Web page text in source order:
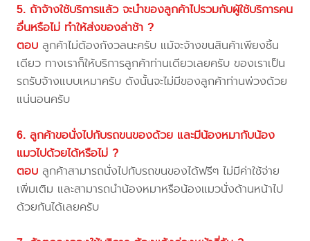
5. ถ้าจ้างใช้บริการแล้ว จะนำของลูกค้าไปรวมกับผู้ใช้บริการคน
อื่นหรือไม่ ทำให้ส่งของล่าช้า ?
ตอบ ลูกค้าไม่ต้องกังวลนะครับ แม้จะจ้างขนสินค้าเพียงชิ้น
เดียว ทางเราก็ให้บริการลูกค้าท่านเดียวเลยครับ ของเราเป็น
รถรับจ้างแบบเหมาครับ ดังนั้นจะไม่มีของลูกค้าท่านพ่วงด้วย
แน่นอนครับ
6. ลูกค้าขอนั่งไปกับรถขนของด้วย และมีน้องหมากับน้อง
แมวไปด้วยได้หรือไม่ ?
ตอบ ลูกค้าสามารถนั่งไปกับรถขนของได้ฟรีๆ ไม่มีค่าใช้จ่าย
เพิ่มเติม และสามารถนำน้องหมาหรือน้องแมวนั่งด้านหน้าไป
ด้วยกันได้เลยครับ